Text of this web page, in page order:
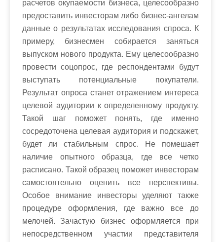
расчетов окупаемости бизнеса, целесообразно
предоставить инвесторам либо бизнес-ангелам
данные о результатах исследования спроса. К
примеру, бизнесмен собирается заняться
выпуском нового продукта. Ему целесообразно
провести соцопрос, где респондентами будут
выступать потенциальные покупатели.
Результат опроса станет отражением интереса
целевой аудитории к определенному продукту.
Такой шаг поможет понять, где именно
сосредоточена целевая аудитория и подскажет,
будет ли стабильным спрос. Не помешает
наличие опытного образца, где все четко
расписано. Такой образец поможет инвесторам
самостоятельно оценить все перспективы.
Особое внимание инвесторы уделяют также
процедуре оформления, где важно все до
мелочей. Зачастую бизнес оформляется при
непосредственном участии представителя